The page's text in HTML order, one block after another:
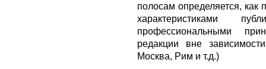
полосам определяется,
характеристиками
профессиональными
редакции вне
Москва, Рим и т.д.)